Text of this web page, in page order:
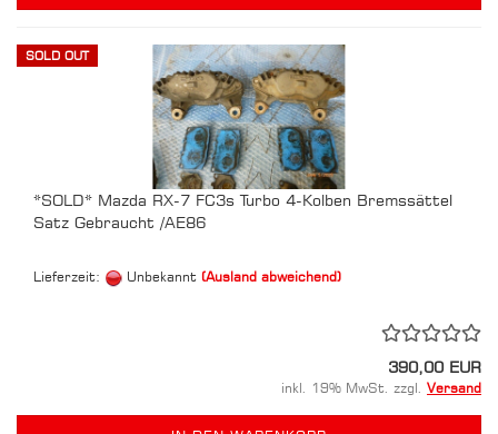
SOLD OUT
*SOLD* Mazda RX-7 FC3s Turbo 4-Kolben Bremssättel
Satz Gebraucht /AE86
Lieferzeit: Unbekannt (Ausland abweichend)
390,00 EUR
inkl. 19% MwSt. zzgl. Versand